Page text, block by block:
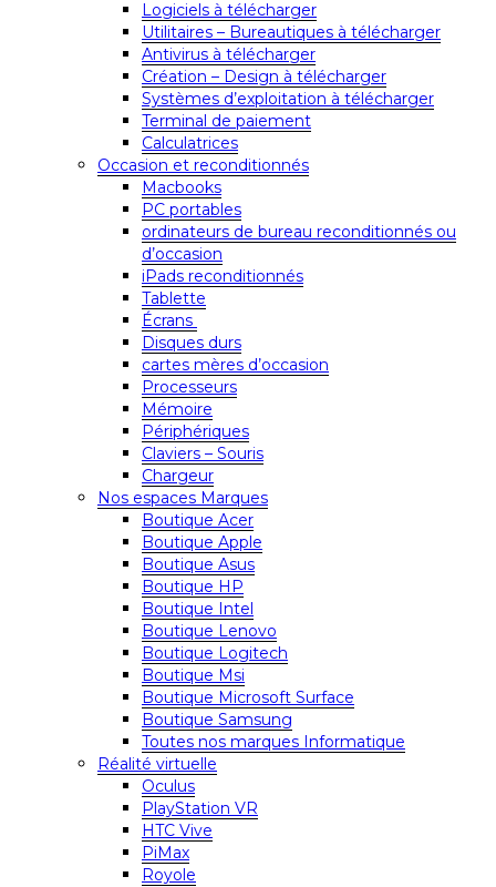
Logiciels à télécharger
Utilitaires – Bureautiques à télécharger
Antivirus à télécharger
Création – Design à télécharger
Systèmes d’exploitation à télécharger
Terminal de paiement
Calculatrices
Occasion et reconditionnés
Macbooks
PC portables
ordinateurs de bureau reconditionnés ou
d’occasion
iPads reconditionnés
Tablette
Écrans
Disques durs
cartes mères d’occasion
Processeurs
Mémoire
Périphériques
Claviers – Souris
Chargeur
Nos espaces Marques
Boutique Acer
Boutique Apple
Boutique Asus
Boutique HP
Boutique Intel
Boutique Lenovo
Boutique Logitech
Boutique Msi
Boutique Microsoft Surface
Boutique Samsung
Toutes nos marques Informatique
Réalité virtuelle
Oculus
PlayStation VR
HTC Vive
PiMax
Royole